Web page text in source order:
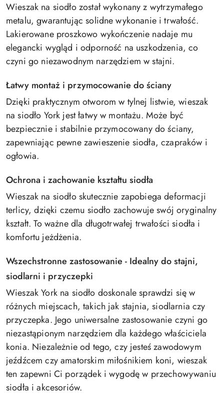
Wieszak na siodło został wykonany z wytrzymałego
metalu, gwarantując solidne wykonanie i trwałość.
Lakierowane proszkowo wykończenie nadaje mu
elegancki wygląd i odporność na uszkodzenia, co
czyni go niezawodnym narzędziem w stajni.
Łatwy montaż i przymocowanie do ściany
Dzięki praktycznym otworom w tylnej listwie, wieszak
na siodło York jest łatwy w montażu. Może być
bezpiecznie i stabilnie przymocowany do ściany,
zapewniając pewne zawieszenie siodła, czapraków i
ogłowia.
Ochrona i zachowanie kształtu siodła
Wieszak na siodło skutecznie zapobiega deformacji
terlicy, dzięki czemu siodło zachowuje swój oryginalny
kształt. To ważne dla długotrwałej trwałości siodła i
komfortu jeżdżenia.
Wszechstronne zastosowanie - Idealny do stajni,
siodlarni i przyczepki
Wieszak York na siodło doskonale sprawdzi się w
różnych miejscach, takich jak stajnia, siodlarnia czy
przyczepka. Jego uniwersalne zastosowanie czyni go
niezastąpionym narzędziem dla każdego właściciela
konia. Niezależnie od tego, czy jesteś zawodowym
jeźdźcem czy amatorskim miłośnikiem koni, wieszak
ten zapewni Ci porządek i wygodę w przechowywaniu
siodła i akcesoriów.